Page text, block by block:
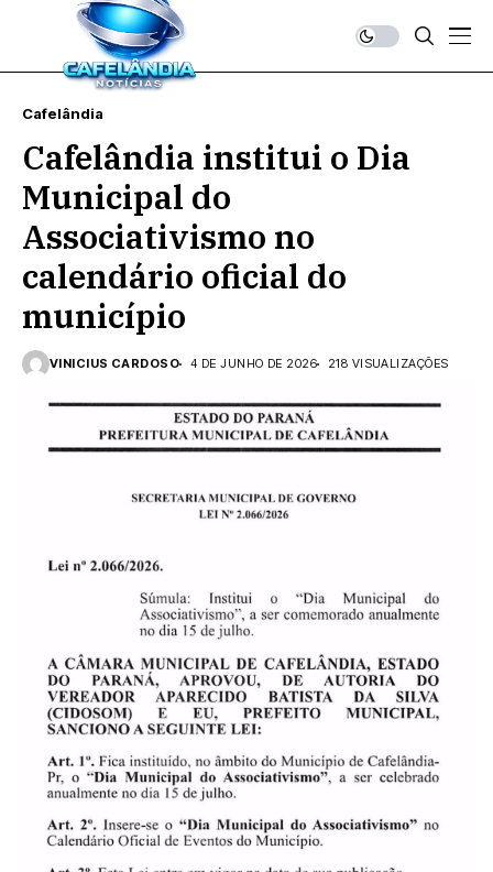
Cafelândia
Cafelândia institui o Dia
Municipal do
Associativismo no
calendário oficial do
município
VINICIUS CARDOSO 4 DE JUNHO DE 2026 218 VISUALIZAÇÕES